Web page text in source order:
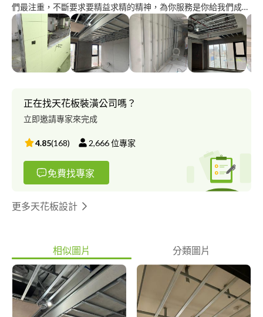
們最注重，不斷要求要精益求精的精神，為你服務是你給我們成長
進步的動力。 各個行業都有不同的專業領域，請尊重自己也尊重
他人，讓大家一起提升素質與修養。
正在找天花板裝潢公司嗎？
立即邀請專家來完成
4.85(168) 2,666位專家
免費找專家
更多天花板設計
相似圖片 分類圖片